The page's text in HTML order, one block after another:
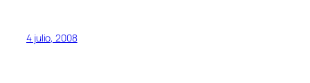
4 julio, 2008